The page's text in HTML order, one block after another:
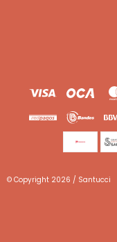
© Copyright 2026 / Santucci